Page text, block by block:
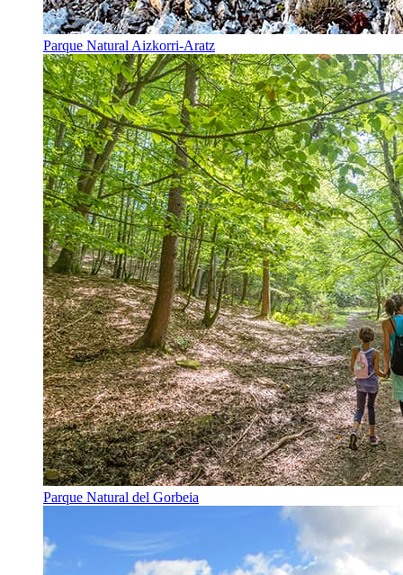
Parque Natural Aizkorri-Aratz
Parque Natural del Gorbeia